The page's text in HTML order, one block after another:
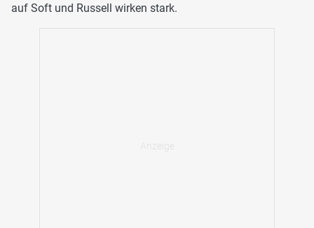
auf Soft und Russell wirken stark.